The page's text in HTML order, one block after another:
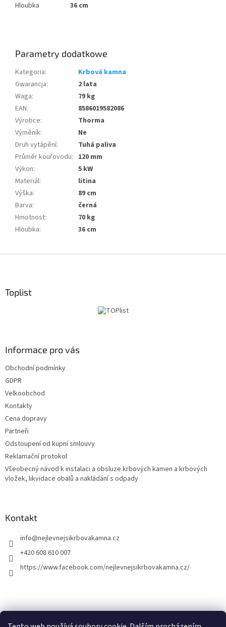
Hloubka
36 cm
Parametry dodatkowe
Kategoria:
Krbová kamna
Gwarancja:
2 lata
Waga:
79 kg
EAN:
8586019582086
Výrobce:
Thorma
Výměník:
Ne
Druh vytápění:
Tuhá paliva
Průměr kouřovodu: 120 mm
Výkon:
5 kW
Materiál:
litina
Výška:
89 cm
Barva:
černá
Hmotnost:
70 kg
Hloubka: 36 cm
pToplist
Informace pro vás
Obchodní podmínky
GDPR
Velkoobchod
Kontakty
Cena dopravy
Partneři
Odstoupení od kupní smlouvy
Reklamační protokol
Všeobecný návod k instalaci a obsluze krbových kamen a krbových
vložek, likvidace obalů a nakládání s odpady
Kontakt
info@nejlevnejsikrbovakamna.cz
+420 608 610 007
https://www.facebook.com/nejlevnejsikrbovakamna.cz/